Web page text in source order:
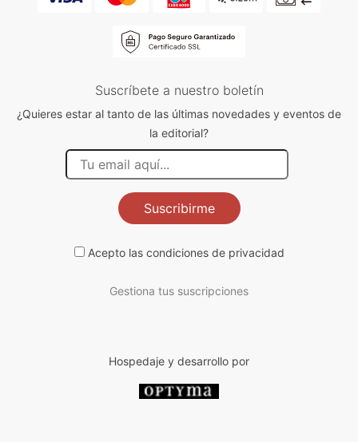
Suscríbete a nuestro boletín
¿Quieres estar al tanto de las últimas novedades y eventos de
la editorial?
Suscribirme
Acepto las condiciones de privacidad
Gestiona tus suscripciones
Hospedaje y desarrollo por